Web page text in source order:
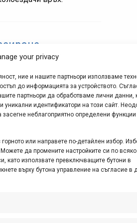
your privacy
ние и нашите партньори използваме
до информацията за устройството.
партньори да обработваме лични данни,
идентификатори на този сайт.
неблагоприятно определени функции
или направете по-детайлен избор.
да промените настройките си по
като използвате превключващите бутони в
върху бутона управление на съгласие в
ХС състезание в
е първото и то бе
клуб
класиране
са на ваканционна